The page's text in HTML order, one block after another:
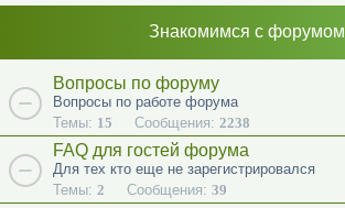
Знакомимся с форумом
Вопросы по форуму
Вопросы по работе форума
Темы: 15 Сообщения: 2238
FAQ для гостей форума
Для тех кто еще не зарегистрировался
Темы: 2 Сообщения: 39